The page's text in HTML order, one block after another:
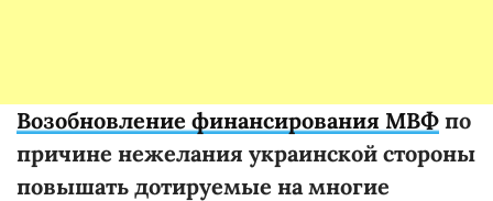
Возобновление финансирования МВФ по
причине нежелания украинской стороны
повышать дотируемые на многие